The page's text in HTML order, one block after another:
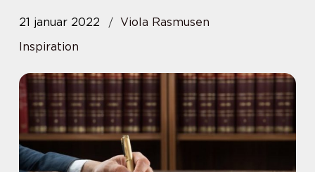
21 januar 2022
Viola Rasmusen
Inspiration